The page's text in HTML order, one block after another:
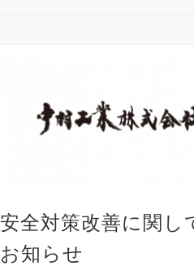
安全対策改善に関し
お知らせ